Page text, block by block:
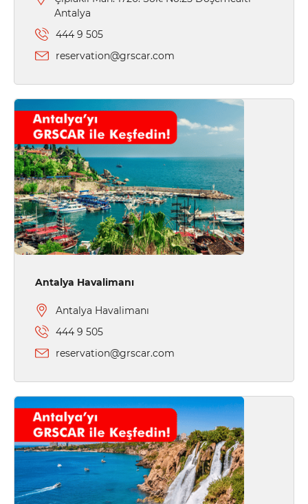
Antalya
444 9 505
reservation@grscar.com
Antalya Havalimanı
Antalya Havalimanı
444 9 505
reservation@grscar.com